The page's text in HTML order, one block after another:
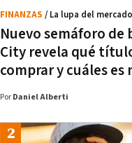
Nuevo semáforo de
City revela qué
comprar y cuáles
FINANZAS / La lupa del mercado
Por Daniel Alberti